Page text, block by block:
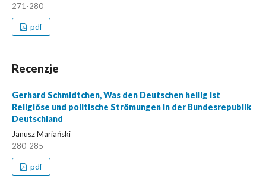
271-280
pdf
Recenzje
Gerhard Schmidtchen, Was den Deutschen heilig ist
Religiöse und politische Strömungen in der Bundesrepublik
Deutschland
Janusz Mariański
280-285
pdf